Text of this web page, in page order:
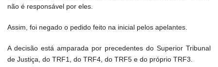
não é responsável por eles.
Assim, foi negado o pedido feito na inicial pelos apelantes.
A decisão está amparada por precedentes do Superior Tribunal
de Justiça, do TRF1, do TRF4, do TRF5 e do próprio TRF3.